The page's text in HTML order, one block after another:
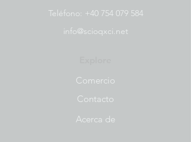
Teléfono: +40 754 079 584
info@scioqxci.net
Comercio
Contacto
Acerca de